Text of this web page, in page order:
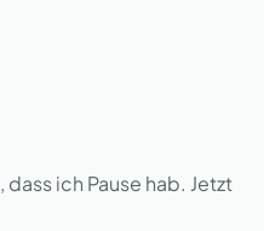
, dass ich Pause hab. Jetzt